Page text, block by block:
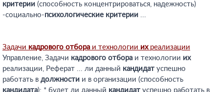
критерии (способность концентрироваться, надежность)
-социально-психологические критерии ...
Задачи кадрового отбораи технологии ихреализации
Управление, Задачи кадрового отбора и технологии их
реализации, Реферат ... ли данный кандидат успешно
работать в должности и в организации (способность
кандидата); * будет ли данный кандидат успешно работать в